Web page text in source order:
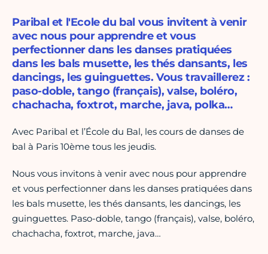
Paribal et l'Ecole du bal vous invitent à venir
avec nous pour apprendre et vous
perfectionner dans les danses pratiquées
dans les bals musette, les thés dansants, les
dancings, les guinguettes. Vous travaillerez :
paso-doble, tango (français), valse, boléro,
chachacha, foxtrot, marche, java, polka…
Avec Paribal et l’École du Bal, les cours de danses de
bal à Paris 10ème tous les jeudis.
Nous vous invitons à venir avec nous pour apprendre
et vous perfectionner dans les danses pratiquées dans
les bals musette, les thés dansants, les dancings, les
guinguettes. Paso-doble, tango (français), valse, boléro,
chachacha, foxtrot, marche, java…